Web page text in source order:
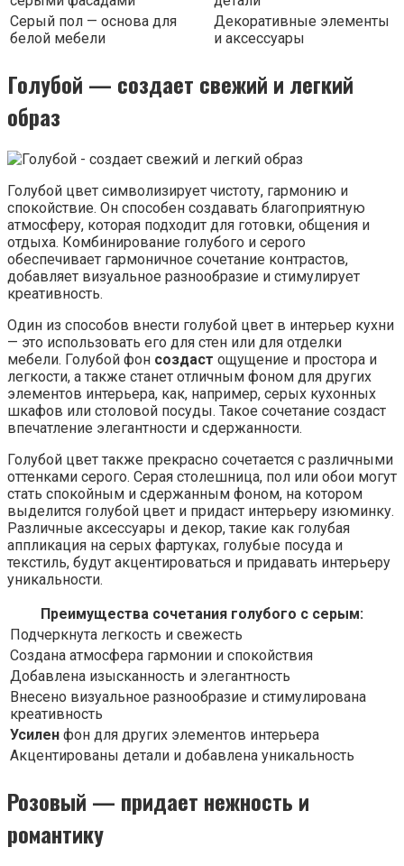
Серый пол — основа для
белой мебели
Декоративные элементы
и аксессуары
Голубой — создает свежий и легкий
образ
Голубой цвет символизирует чистоту, гармонию и
спокойствие. Он способен создавать благоприятную
атмосферу, которая подходит для готовки, общения и
отдыха. Комбинирование голубого и серого
обеспечивает гармоничное сочетание контрастов,
добавляет визуальное разнообразие и стимулирует
креативность.
Один из способов внести голубой цвет в интерьер кухни
— это использовать его для стен или для отделки
мебели. Голубой фон создаст ощущение и простора и
легкости, а также станет отличным фоном для других
элементов интерьера, как, например, серых кухонных
шкафов или столовой посуды. Такое сочетание создаст
впечатление элегантности и сдержанности.
Голубой цвет также прекрасно сочетается с различными
оттенками серого. Серая столешница, пол или обои могут
стать спокойным и сдержанным фоном, на котором
выделится голубой цвет и придаст интерьеру изюминку.
Различные аксессуары и декор, такие как голубая
аппликация на серых фартуках, голубые посуда и
текстиль, будут акцентироваться и придавать интерьеру
уникальности.
Преимущества сочетания голубого с серым:
Подчеркнута легкость и свежесть
Создана атмосфера гармонии и спокойствия
Добавлена изысканность и элегантность
Внесено визуальное разнообразие и стимулирована
креативность
Усилен фон для других элементов интерьера
Акцентированы детали и добавлена уникальность
Розовый — придает нежность и
романтику